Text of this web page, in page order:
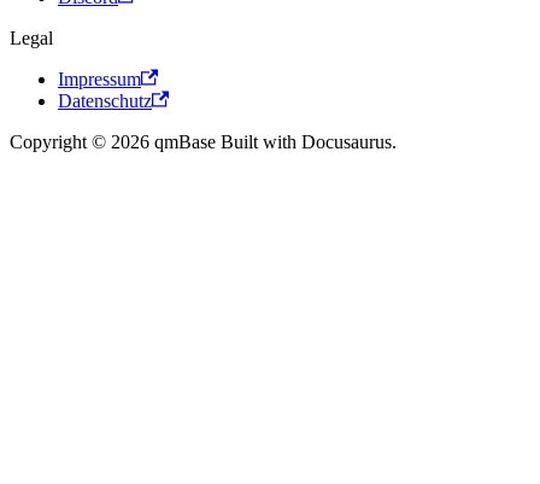
Legal
Impressum
Datenschutz
Copyright © 2026 qmBase Built with Docusaurus.